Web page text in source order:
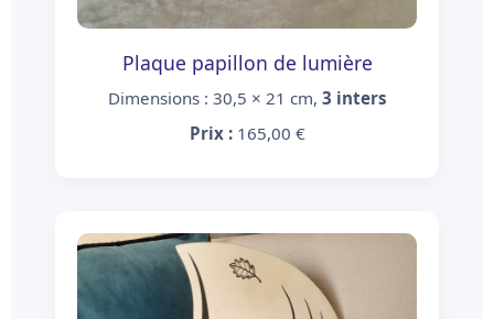
Plaque papillon de lumière
Dimensions : 30,5 × 21 cm, 3 inters
Prix :165,00 €